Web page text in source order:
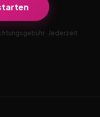
· Jederzeit